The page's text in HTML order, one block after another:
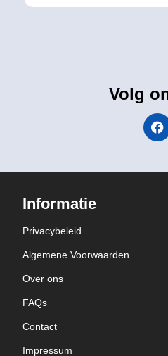
Volg
Informatie
Privacybeleid
Algemene Voorwaarden
Over ons
FAQs
Contact
Impressum